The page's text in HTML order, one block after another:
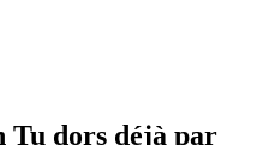
Tu dors déjà par